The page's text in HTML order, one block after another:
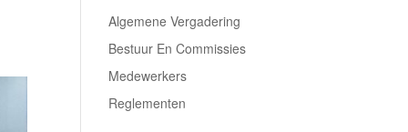
Algemene Vergadering
Bestuur En Commissies
Medewerkers
Reglementen